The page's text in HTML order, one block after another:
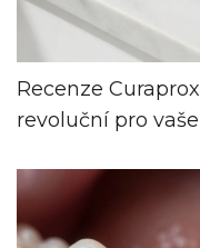
Recenze
revoluční pro